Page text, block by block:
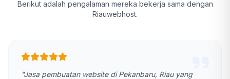
Berikut adalah pengalaman mereka bekerja sama dengan
Riauwebhost.
"Jasa pembuatan website di Pekanbaru, Riau yang